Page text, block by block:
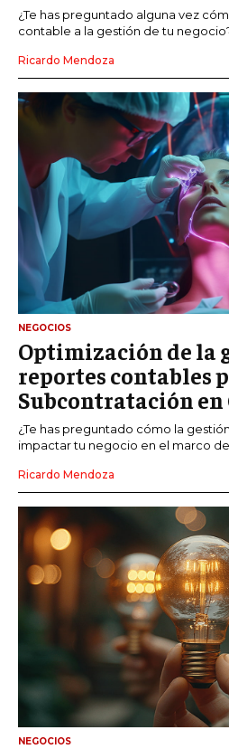
¿Te has preguntado alguna vez
contable a la gestión de tu negocio?
Ricardo Mendoza
NEGOCIOS
Optimización de la
reportes contables
Subcontratación en
¿Te has preguntado cómo la
impactar tu negocio en el marco de
Ricardo Mendoza
NEGOCIOS